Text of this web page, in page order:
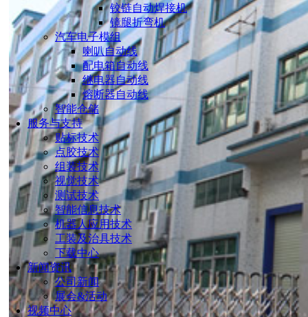
铰链自动焊接机
镜腿折弯机
汽车电子模组
喇叭自动线
配电箱自动线
继电器自动线
熔断器自动线
智能仓储
服务与支持
贴标技术
点胶技术
组装技术
视觉技术
测试技术
智能信息技术
机器人应用技术
工装及治具技术
下载中心
新闻资讯
公司新闻
展会&活动
视频中心